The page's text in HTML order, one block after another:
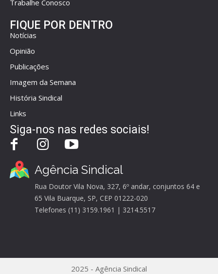
Trabalhe Conosco
FIQUE POR DENTRO
Notícias
Opinião
Publicações
Imagem da Semana
História Sindical
Links
Siga-nos nas redes sociais!
Agência Sindical
Rua Doutor Vila Nova, 327, 6º andar, conjuntos 64 e
65 Vila Buarque, SP, CEP 01222-020
Telefones (11) 3159.1961 | 3214.5517
2025 - Agência Sindical